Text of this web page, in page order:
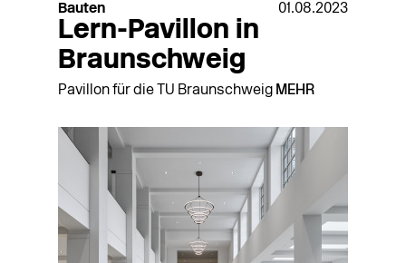
Bauten 01.08.2023
Lern-Pavillon in
Braunschweig
Pavillon für die TU Braunschweig MEHR